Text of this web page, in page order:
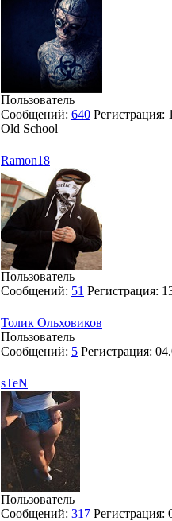
Пользователь
Сообщений: 640 Регистрация:
Old School
Ramon18
Пользователь
Сообщений: 51 Регистрация:
Толик Ольховиков
Пользователь
Сообщений: 5 Регистрация:
sTeN
Пользователь
Сообщений: 317 Регистрация: